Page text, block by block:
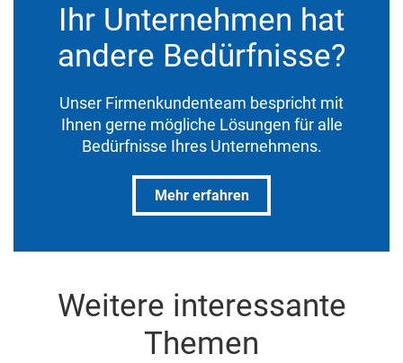
Ihr Unternehmen hat
andere Bedürfnisse?
Unser Firmenkundenteam bespricht mit
Ihnen gerne mögliche Lösungen für alle
Bedürfnisse Ihres Unternehmens.
Mehr erfahren
Weitere interessante
Themen